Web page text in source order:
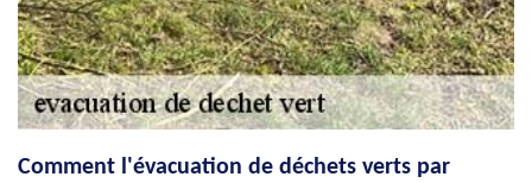
Comment l'évacuation de déchets verts par